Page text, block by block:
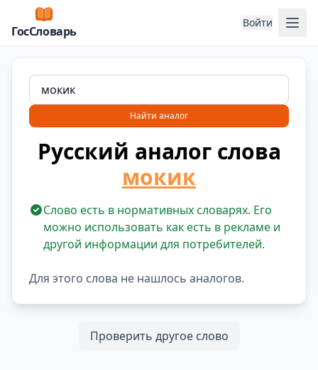
ГосСловарь
Войти
Найти аналог
Русский аналог слова
мокик
Слово есть в нормативных словарях. Его
можно использовать как есть в рекламе и
другой информации для потребителей.
Для этого слова не нашлось аналогов.
Проверить другое слово